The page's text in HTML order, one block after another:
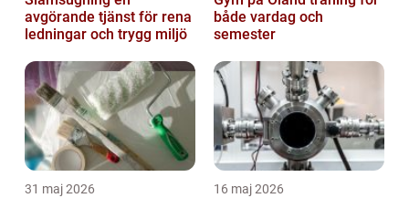
avgörande tjänst för rena
ledningar och trygg miljö
både vardag och
semester
31 maj 2026 16 maj 2026